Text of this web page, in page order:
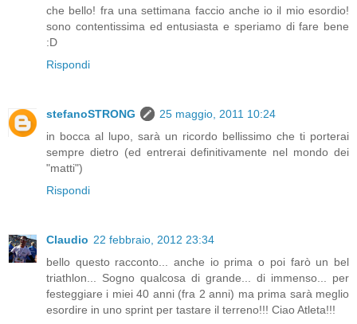
che bello! fra una settimana faccio anche io il mio esordio!
sono contentissima ed entusiasta e speriamo di fare bene
:D
Rispondi
stefanoSTRONG
25 maggio, 2011 10:24
in bocca al lupo, sarà un ricordo bellissimo che ti porterai
sempre dietro (ed entrerai definitivamente nel mondo dei
"matti")
Rispondi
Claudio 22 febbraio, 2012 23:34
bello questo racconto... anche io prima o poi farò un bel
triathlon... Sogno qualcosa di grande... di immenso... per
festeggiare i miei 40 anni (fra 2 anni) ma prima sarà meglio
esordire in uno sprint per tastare il terreno!!! Ciao Atleta!!!